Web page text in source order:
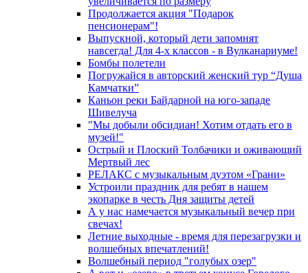
Продолжается акция "Подарок
пенсионерам"!
Выпускной, который дети запомнят
навсегда! Для 4-х классов - в Вулканариуме!
Бомбы полетели
Погружайся в авторский женский тур “Душа
Камчатки”
Каньон реки Байдарной на юго-западе
Шивелуча
"Мы добыли обсидиан! Хотим отдать его в
музей!"
Острый и Плоский Толбачики и оживающий
Мертвый лес
РЕЛАКС с музыкальным дуэтом «Грани»
Устроили праздник для ребят в нашем
экопарке в честь Дня защиты детей
А у нас намечается музыкальный вечер при
свечах!
Летние выходные - время для перезагрузки и
волшебных впечатлений!
Волшебный период "голубых озер"